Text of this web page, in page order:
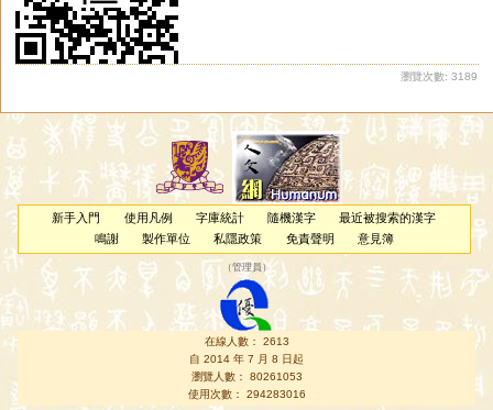
瀏覽次數: 3189
新手入門 使用凡例 字庫統計 隨機漢字
最近被搜索的漢字
鳴謝
製作單位 私隱政策 免責聲明 意見簿
（管理員 ）
在線人數： 2613
自 2014 年 7 月 8 日起
瀏覽人數： 80261053
使用次數： 294283016